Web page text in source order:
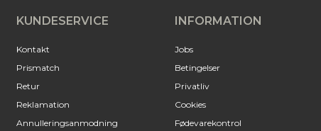
KUNDESERVICE
Kontakt
Prismatch
Retur
Reklamation
Annulleringsanmodning
INFORMATION
Jobs
Betingelser
Privatliv
Cookies
Fødevarekontrol